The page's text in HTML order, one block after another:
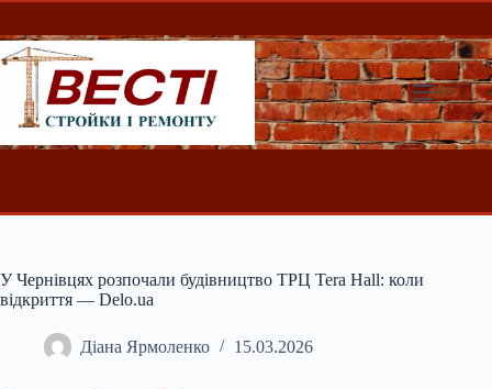
Перейти
вмісту
У Чернівцях розпочали будівництво ТРЦ Tera Hall: коли
відкриття — Delo.ua
Діана Ярмоленко 15.03.2026